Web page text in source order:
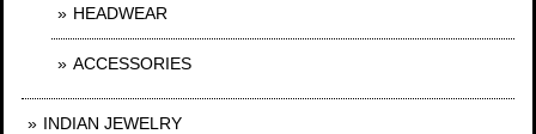
HEADWEAR
ACCESSORIES
INDIAN JEWELRY